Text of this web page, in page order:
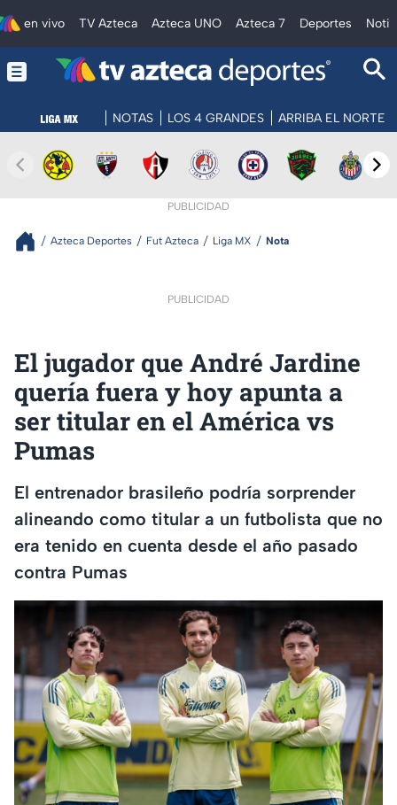
en vivo TV Azteca Azteca UNO Azteca 7 Deportes
NOTAS LOS 4 GRANDES ARRIBA EL NORTE
PUBLICIDAD
Azteca Deportes Fut Azteca Liga MX Nota
PUBLICIDAD
El jugador que André Jardine
quería fuera y hoy apunta a
ser titular en el América vs
Pumas
El entrenador brasileño podría sorprender
alineando como titular a un futbolista que no
era tenido en cuenta desde el año pasado
contra Pumas